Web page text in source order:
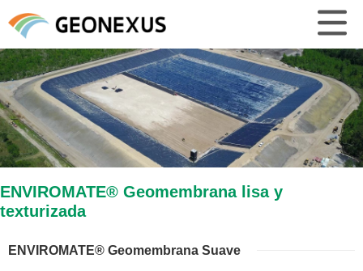
ENVIROMATE® Geomembrana lisa y
texturizada
ENVIROMATE® Geomembrana Suave